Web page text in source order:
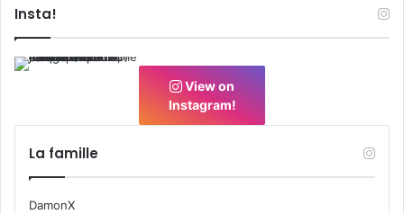
Insta!
View on
Instagram!
La famille
DamonX